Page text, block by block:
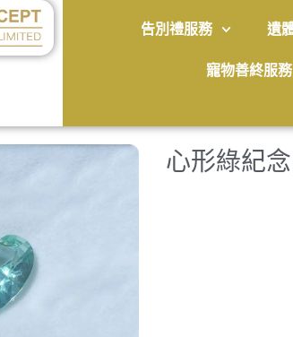
告別禮服務 遺
寵物善終服務
心形綠紀